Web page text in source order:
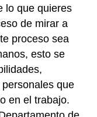
lo que quieres
de mirar a
proceso sea
esto se
que
en el trabajo.